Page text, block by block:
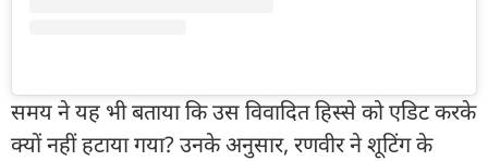
समय ने यह भी बताया कि उस विवादित हिस्से को एडिट करके
क्यों नहीं हटाया गया? उनके अनुसार, रणवीर ने शूटिंग के